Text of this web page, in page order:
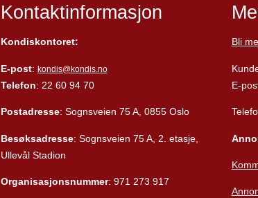
Kontaktinformasjon
Kondiskontoret:
E-post: kondis@kondis.no
Telefon: 22 60 94 70
Postadresse: Sognsveien 75 A, 0855 Oslo
Besøksadresse: Sognsveien 75 A, 2. etasje,
Ullevål Stadion
Organisasjonsnummer: 971 273 917
Bli
E-